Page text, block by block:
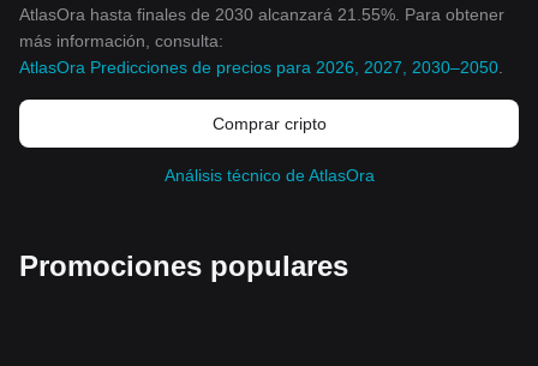
AtlasOra hasta finales de 2030 alcanzará 21.55%. Para obtener
más información, consulta:
AtlasOra Predicciones de precios para 2026, 2027, 2030–2050
Comprar cripto
Análisis técnico de AtlasOra
Promociones populares